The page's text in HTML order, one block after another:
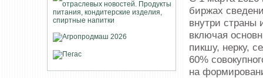
биржах
внутри страны
включая
пикшу, нерку,
60%
на